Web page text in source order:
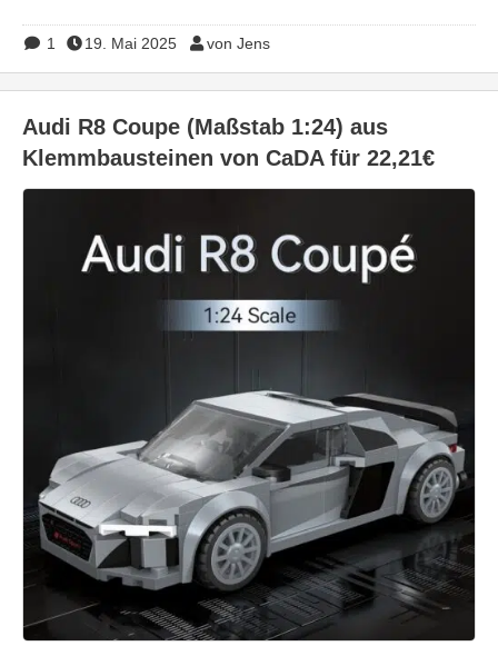
1 19. Mai 2025 von Jens
Audi R8 Coupe (Maßstab 1:24) aus
Klemmbausteinen von CaDA für 22,21€